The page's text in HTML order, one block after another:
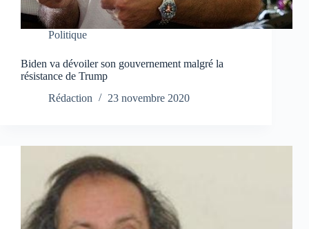
Politique
Biden va dévoiler son gouvernement malgré la
résistance de Trump
Rédaction
23 novembre 2020